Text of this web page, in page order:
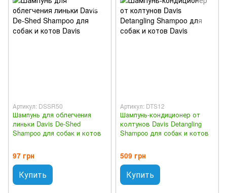
Артикул: DSSR50
Шампунь для облегчения
линьки Davis De-Shed
Shampoo для собак и котов
97 грн
Купить
Артикул: DTS12
Шампунь-кондиционер от
колтунов Davis Detangling
Shampoo для собак и котов
509 грн
Купить